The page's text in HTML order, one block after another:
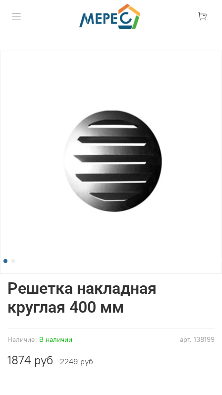
арт. 138199
Наличие: В наличии
Решетка накладная
круглая 400 мм
1874 руб 2249 руб